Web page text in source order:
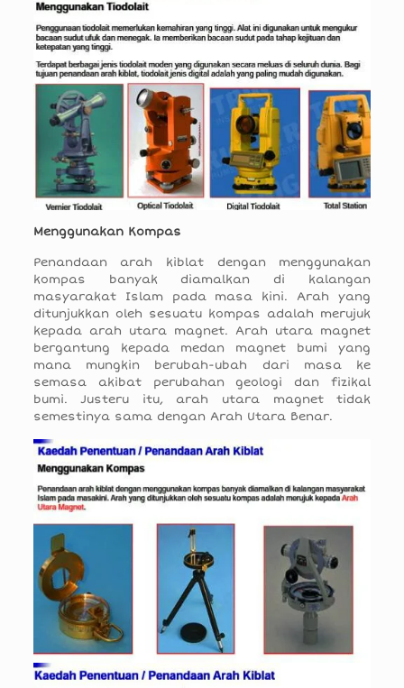
Menggunakan Kompas
Penandaan arah kiblat dengan menggunakan
kompas banyak diamalkan di kalangan
masyarakat Islam pada masa kini. Arah yang
ditunjukkan oleh sesuatu kompas adalah merujuk
kepada arah utara magnet. Arah utara magnet
bergantung kepada medan magnet bumi yang
mana mungkin berubah-ubah dari masa ke
semasa akibat perubahan geologi dan fizikal
bumi. Justeru itu, arah utara magnet tidak
semestinya sama dengan Arah Utara Benar.